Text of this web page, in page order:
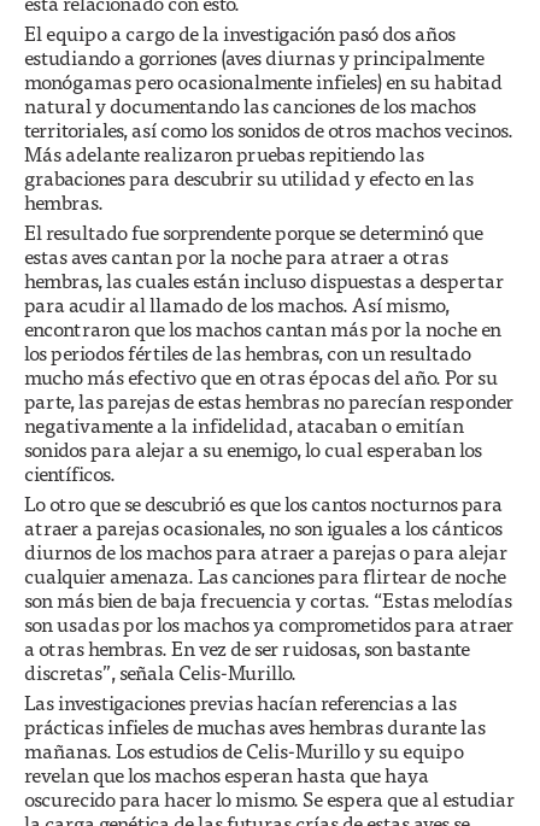
El equipo a cargo de la investigación pasó dos años
estudiando a gorriones (aves diurnas y principalmente
monógamas pero ocasionalmente infieles) en su habitad
natural y documentando las canciones de los machos
territoriales, así como los sonidos de otros machos vecinos.
Más adelante realizaron pruebas repitiendo las
grabaciones para descubrir su utilidad y efecto en las
hembras.
El resultado fue sorprendente porque se determinó que
estas aves cantan por la noche para atraer a otras
hembras, las cuales están incluso dispuestas a despertar
para acudir al llamado de los machos. Así mismo,
encontraron que los machos cantan más por la noche en
los periodos fértiles de las hembras, con un resultado
mucho más efectivo que en otras épocas del año. Por su
parte, las parejas de estas hembras no parecían responder
negativamente a la infidelidad, atacaban o emitían
sonidos para alejar a su enemigo, lo cual esperaban los
científicos.
Lo otro que se descubrió es que los cantos nocturnos para
atraer a parejas ocasionales, no son iguales a los cánticos
diurnos de los machos para atraer a parejas o para alejar
cualquier amenaza. Las canciones para flirtear de noche
son más bien de baja frecuencia y cortas. “Estas melodías
son usadas por los machos ya comprometidos para atraer
a otras hembras. En vez de ser ruidosas, son bastante
discretas”, señala Celis-Murillo.
Las investigaciones previas hacían referencias a las
prácticas infieles de muchas aves hembras durante las
mañanas. Los estudios de Celis-Murillo y su equipo
revelan que los machos esperan hasta que haya
oscurecido para hacer lo mismo. Se espera que al estudiar